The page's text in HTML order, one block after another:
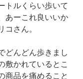
トルくらい歩いて
あーこれ良いいか
コさん。
どんどん歩きまし
敷かれているとこ
商品を痛めること